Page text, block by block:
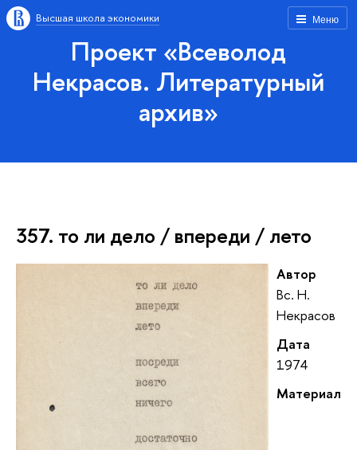
Меню
Высшая школа экономики
Проект «Всеволод
Некрасов. Литературный
архив»
357. то ли дело / впереди / лето
Автор
Вс. Н.
Некрасов
Дата
1974
Материал